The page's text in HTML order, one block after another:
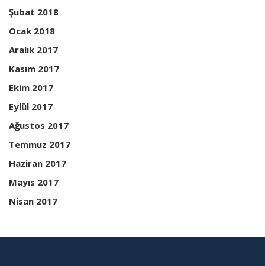
Şubat 2018
Ocak 2018
Aralık 2017
Kasım 2017
Ekim 2017
Eylül 2017
Ağustos 2017
Temmuz 2017
Haziran 2017
Mayıs 2017
Nisan 2017